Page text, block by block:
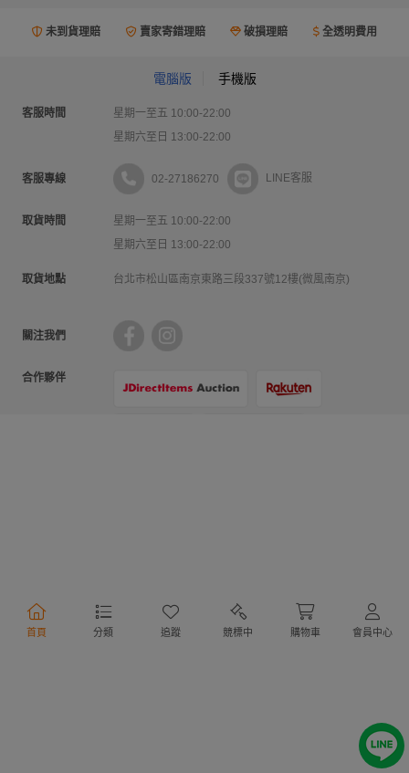
未到貨理賠 賣家寄錯理賠 破損理賠 全透明費用
首頁 分類 追蹤 競標中 購物車 會員中心
電腦版 手機版
客服時間
星期一至五 10:00-22:00
星期六至日 13:00-22:00
客服專線 02-27186270 LINE客服
取貨時間
星期一至五 10:00-22:00
星期六至日 13:00-22:00
取貨地點 台北市松山區南京東路三段337號12樓(微風南京)
關注我們
合作夥伴